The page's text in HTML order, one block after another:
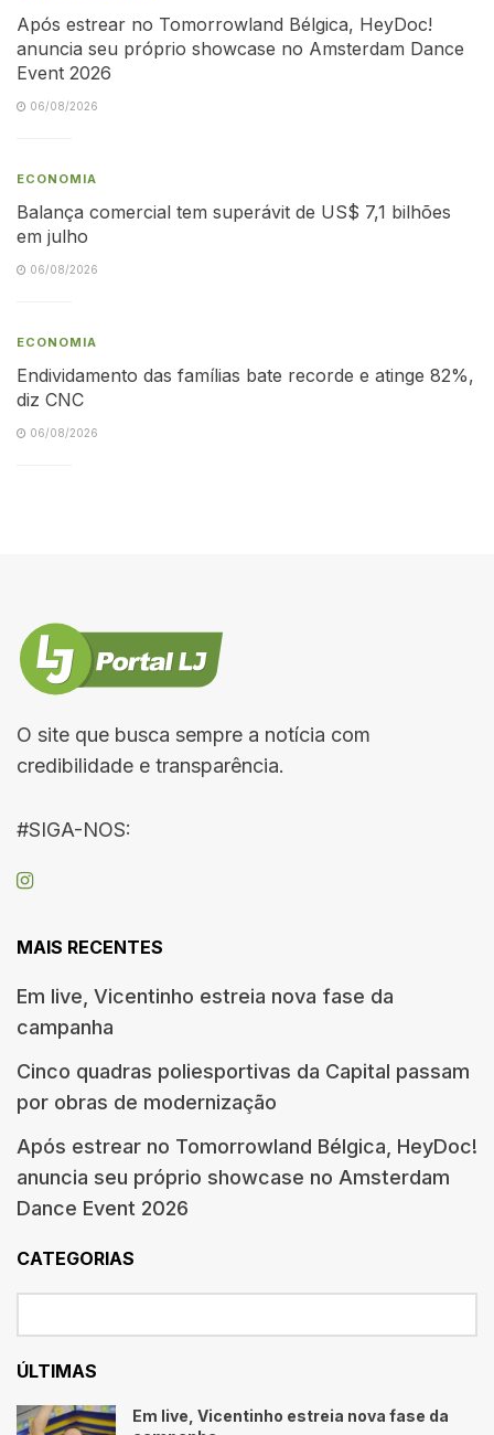
Após estrear no Tomorrowland Bélgica, HeyDoc!
anuncia seu próprio showcase no Amsterdam Dance
Event 2026
06/08/2026
ECONOMIA
Balança comercial tem superávit de US$ 7,1 bilhões
em julho
06/08/2026
ECONOMIA
Endividamento das famílias bate recorde e atinge 82%,
diz CNC
06/08/2026
O site que busca sempre a notícia com
credibilidade e transparência.
#SIGA-NOS:
MAIS RECENTES
Em live, Vicentinho estreia nova fase da
campanha
Cinco quadras poliesportivas da Capital passam
por obras de modernização
Após estrear no Tomorrowland Bélgica, HeyDoc!
anuncia seu próprio showcase no Amsterdam
Dance Event 2026
CATEGORIAS
ÚLTIMAS
Em live, Vicentinho estreia nova fase da